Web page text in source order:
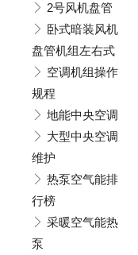
2号风机盘管
卧式暗装风机
盘管机组左右式
空调机组操作
规程
地能中央空调
大型中央空调
维护
热泵空气能排
行榜
采暖空气能热
泵